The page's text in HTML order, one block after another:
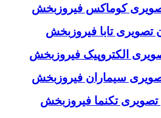
کوماکس فیروزبخش
تصویری تابا فیروزبخش
الکتروپیک فیروزبخش
سیماران فیروزبخش
تصویری تکنما فیروزبخش